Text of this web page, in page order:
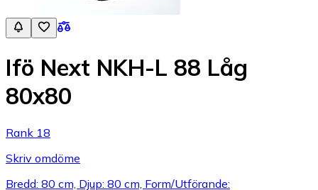
Ifö Next NKH-L 88 Låg
80x80
Rank 18
Skriv omdöme
Bredd: 80 cm, Djup: 80 cm, Form/Utförande: